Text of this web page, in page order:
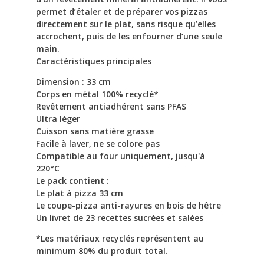
permet d’étaler et de préparer vos pizzas
directement sur le plat, sans risque qu’elles
accrochent, puis de les enfourner d’une seule
main.
Caractéristiques principales
Dimension : 33 cm
Corps en métal 100% recyclé*
Revêtement antiadhérent sans PFAS
Ultra léger
Cuisson sans matière grasse
Facile à laver, ne se colore pas
Compatible au four uniquement, jusqu'à
220°C
Le pack contient :
Le plat à pizza 33 cm
Le coupe-pizza anti-rayures en bois de hêtre
Un livret de 23 recettes sucrées et salées
*Les matériaux recyclés représentent au
minimum 80% du produit total.